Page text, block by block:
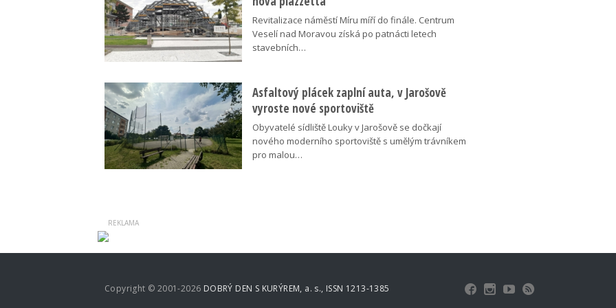
Revitalizace náměstí Míru míří do finále. Centrum
Veselí nad Moravou získá po patnácti letech
stavebních…
Asfaltový plácek zaplní auta, v Jarošově
vyroste nové sportoviště
Obyvatelé sídliště Louky v Jarošově se dočkají
nového moderního sportoviště s umělým trávníkem
pro malou…
Copyright © 2001-2026 DOBRÝ DEN S KURÝREM, a. s., ISSN 1213-1385